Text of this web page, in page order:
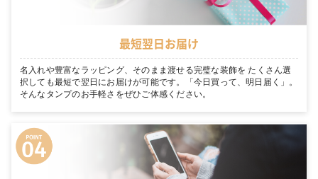
最短翌日お届け
名入れや豊富なラッピング、そのまま渡せる完璧な装飾を たくさん選
択しても最短で翌日にお届けが可能です。「今日買って、明日届く」。
そんなタンプのお手軽さをぜひご体感ください。